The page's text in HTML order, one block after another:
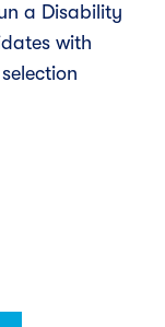
a Disability
with